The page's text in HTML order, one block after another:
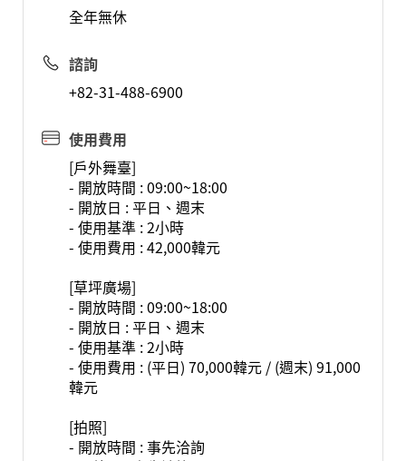
全年無休
諮詢
+82-31-488-6900
使用費用
[戶外舞臺]
- 開放時間 : 09:00~18:00
- 開放日 : 平日、週末
- 使用基準 : 2小時
- 使用費用 : 42,000韓元
[草坪廣場]
- 開放時間 : 09:00~18:00
- 開放日 : 平日、週末
- 使用基準 : 2小時
- 使用費用 : (平日) 70,000韓元 / (週末) 91,000
韓元
[拍照]
- 開放時間 : 事先洽詢